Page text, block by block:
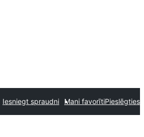
Iesniegt spraudni Mani favorītiPieslēgties